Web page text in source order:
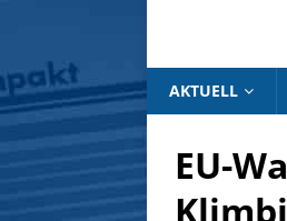
AKTUELL
EU-